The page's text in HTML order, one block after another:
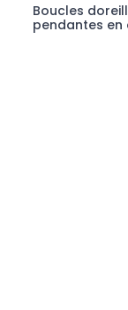
Boucles
pendantes en